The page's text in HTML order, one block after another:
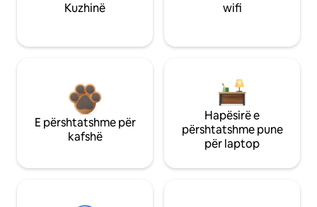
Kuzhinë wifi
E përshtatshme për
kafshë
Hapësirë e
përshtatshme pune
për laptop